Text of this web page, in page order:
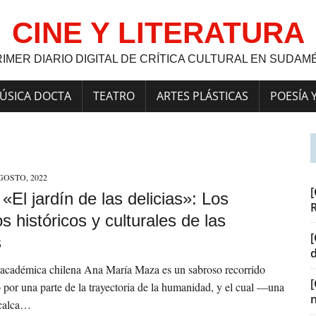
CINE Y LITERATURA
DIARIO DIGITAL DE CRÍTICA CULTURAL EN
DOCTA TEATRO ARTES PLÁSTICAS POESÍA
2022
jardín de las delicias»: Los
históricos y culturales de las
chilena Ana María Maza es un sabroso recorrido
una parte de la trayectoria de la humanidad, y el cual —una